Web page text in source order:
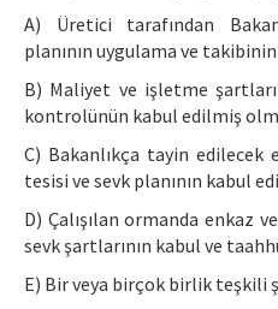
A) Üretici tarafından
planının uygulama ve
B) Maliyet ve işletme
kontrolünün kabul edilmiş
C) Bakanlıkça tayin edilecek
tesisi ve sevk planının kabul
D) Çalışılan ormanda enkaz
sevk şartlarının kabul ve
E) Bir veya birçok birlik teşkili